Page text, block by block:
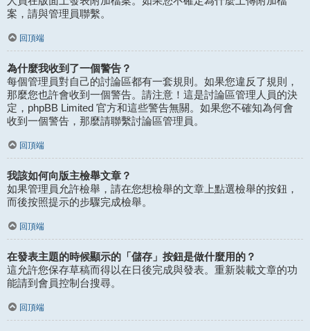
案，請與管理員聯繫。
回頂端
為什麼我收到了一個警告？
每個管理員對自己的討論區都有一套規則。如果您違反了規則，
那麼您也許會收到一個警告。請注意！這是討論區管理人員的決
定，phpBB Limited 官方和這些警告無關。如果您不確知為何會
收到一個警告，那麼請聯繫討論區管理員。
回頂端
我該如何向版主檢舉文章？
如果管理員允許檢舉，請在您想檢舉的文章上點選檢舉的按鈕，
而後按照提示的步驟完成檢舉。
回頂端
在發表主題的時候顯示的「儲存」按鈕是做什麼用的？
這允許您保存草稿而得以在日後完成與發表。重新裝載文章的功
能請到會員控制台搜尋。
回頂端